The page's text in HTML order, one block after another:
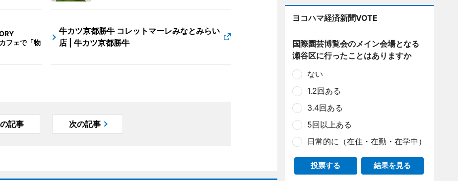
フェで「物
牛カツ京都勝牛 コレットマーレみなとみらい
店 | 牛カツ京都勝牛
記事 次の記事
ヨコハマ経済新聞VOTE
国際園芸博覧会のメイン会場となる
瀬谷区に行ったことはありますか
ない
1.2回ある
3.4回ある
5回以上ある
日常的に（在住・在勤・在学中）
投票する 結果を見る